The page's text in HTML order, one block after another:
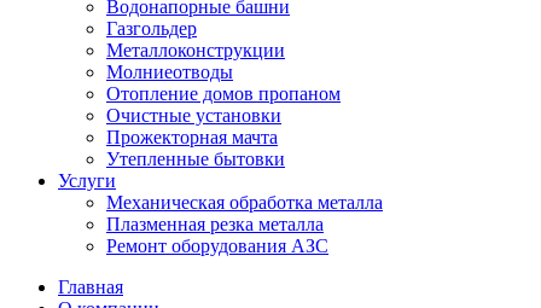
Водонапорные башни
Газгольдер
Металлоконструкции
Молниеотводы
Отопление домов пропаном
Очистные установки
Прожекторная мачта
Утепленные бытовки
Услуги
Механическая обработка металла
Плазменная резка металла
Ремонт оборудования АЗС
Главная